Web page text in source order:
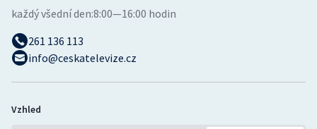
každý všední den:8:00—16:00 hodin
261 136 113
info@ceskatelevize.cz
Vzhled